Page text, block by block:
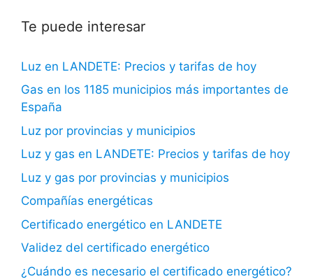
Te puede interesar
Luz en LANDETE: Precios y tarifas de hoy
Gas en los 1185 municipios más importantes de
España
Luz por provincias y municipios
Luz y gas en LANDETE: Precios y tarifas de hoy
Luz y gas por provincias y municipios
Compañías energéticas
Certificado energético en LANDETE
Validez del certificado energético
¿Cuándo es necesario el certificado energético?